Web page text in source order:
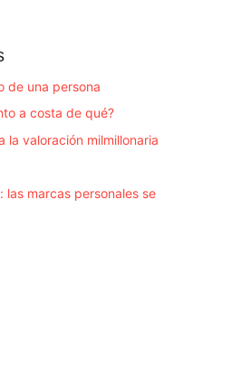
de una persona
a costa de qué?
la valoración milmillonaria
las marcas personales se